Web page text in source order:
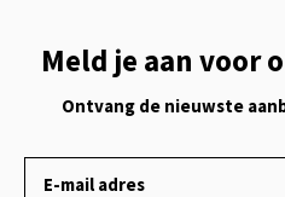
Meld je aan voor
Ontvang de nieuwste